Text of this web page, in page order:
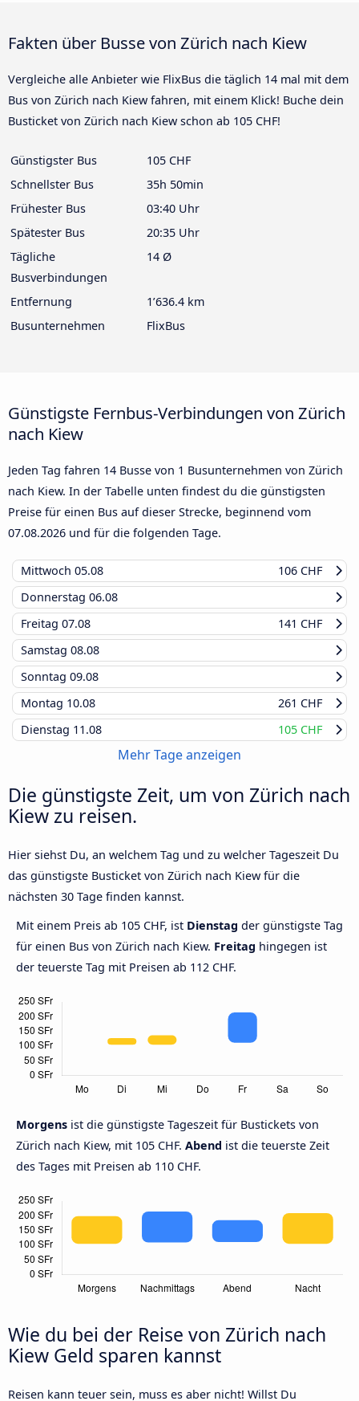
Fakten über Busse von Zürich nach Kiew
Vergleiche alle Anbieter wie FlixBus die täglich 14 mal mit dem
Bus von Zürich nach Kiew fahren, mit einem Klick! Buche dein
Busticket von Zürich nach Kiew schon ab 105 CHF!
Günstigster Bus
105 CHF
Schnellster Bus
35h 50min
Frühester Bus
03:40 Uhr
Spätester Bus
20:35 Uhr
Tägliche
Busverbindungen
14 Ø
Entfernung
1’636.4 km
Busunternehmen
FlixBus
Günstigste Fernbus-Verbindungen von Zürich
nach Kiew
Jeden Tag fahren 14 Busse von 1 Busunternehmen von Zürich
nach Kiew. In der Tabelle unten findest du die günstigsten
Preise für einen Bus auf dieser Strecke, beginnend vom
07.08.2026 und für die folgenden Tage.
Mittwoch 05.08
106 CHF
Donnerstag 06.08
Freitag 07.08
141 CHF
Samstag 08.08
Sonntag 09.08
Montag 10.08
261 CHF
Dienstag 11.08 105 CHF
Mehr Tage anzeigen
Die günstigste Zeit, um von Zürich nach
Kiew zu reisen.
Hier siehst Du, an welchem Tag und zu welcher Tageszeit Du
das günstigste Busticket von Zürich nach Kiew für die
nächsten 30 Tage finden kannst.
Mit einem Preis ab 105 CHF, ist Dienstag der günstigste Tag
für einen Bus von Zürich nach Kiew. Freitag hingegen ist
der teuerste Tag mit Preisen ab 112 CHF.
Morgens ist die günstigste Tageszeit für Bustickets von
Zürich nach Kiew, mit 105 CHF. Abend ist die teuerste Zeit
des Tages mit Preisen ab 110 CHF.
Wie du bei der Reise von Zürich nach
Kiew Geld sparen kannst
Reisen kann teuer sein, muss es aber nicht! Willst Du